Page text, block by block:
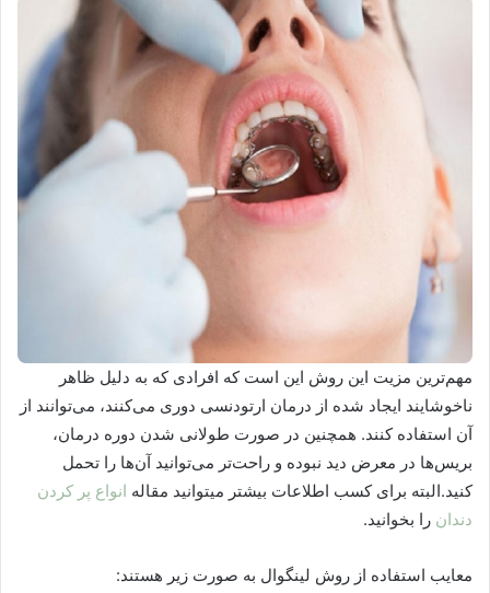
مهم‌ترین مزیت این روش این است که افرادی که به دلیل ظاهر
ناخوشایند ایجاد شده از درمان ارتودنسی دوری می‌کنند، می‌توانند از
آن استفاده کنند. همچنین در صورت طولانی شدن دوره درمان،
بریس‌ها در معرض دید نبوده و راحت‌تر می‌توانید آن‌ها را تحمل
کنید.البته برای کسب اطلاعات بیشتر میتوانید مقاله انواع پر کردن
دندان را بخوانید.
معایب استفاده از روش لینگوال به صورت زیر هستند: